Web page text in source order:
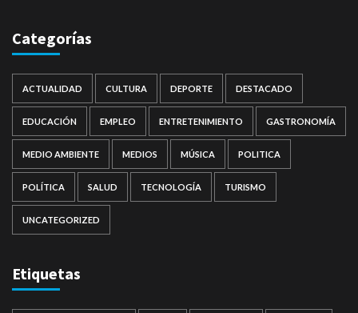
Categorías
ACTUALIDAD CULTURA DEPORTE DESTACADO
EDUCACIÓN EMPLEO ENTRETENIMIENTO GASTRONOMÍA
MEDIO AMBIENTE MEDIOS MÚSICA POLITICA
POLÍTICA SALUD TECNOLOGÍA TURISMO
UNCATEGORIZED
Etiquetas